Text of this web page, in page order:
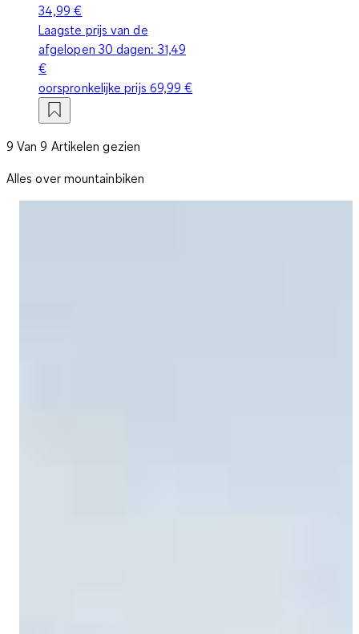
34,99 €
Laagste prijs van de
afgelopen 30 dagen: 31,49
€
oorspronkelijke prijs 69,99 €
9 Van 9 Artikelen gezien
Alles over mountainbiken